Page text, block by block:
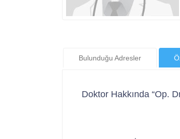
Bulunduğu Adresler
Doktor Hakkında “Op.